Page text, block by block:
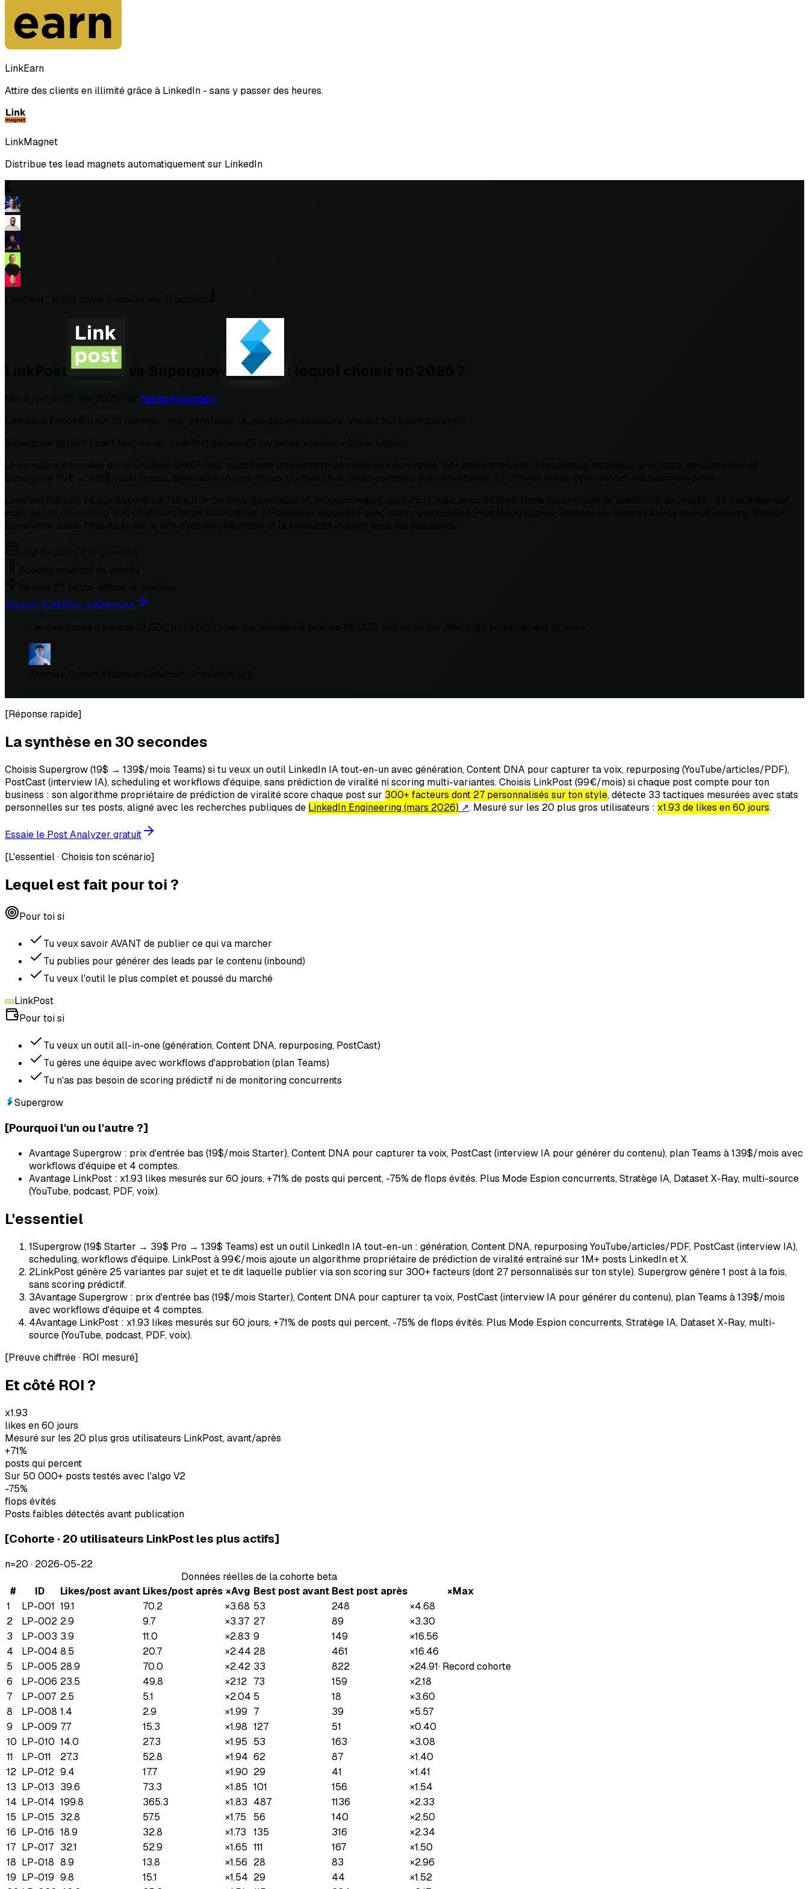
LinkEarn
Attire des clients en illimité grâce à LinkedIn - sans y passer des heures.
LinkMagnet
Distribue tes lead magnets automatiquement sur LinkedIn
Yannis Haismann
Essayer LinkPost maintenant
[Réponse rapide]
La synthèse en 30 secondes
Choisis Supergrow (19$ → 139$/mois Teams) si tu veux un outil LinkedIn IA tout-en-un avec génération, Content DNA pour capturer ta voix, repurposing (YouTube/articles/PDF),
PostCast (interview IA), scheduling et workflows d'équipe, sans prédiction de viralité ni scoring multi-variantes. Choisis LinkPost (99€/mois) si chaque post compte pour ton
business : son algorithme propriétaire de prédiction de viralité score chaque post sur 300+ facteurs dont 27 personnalisés sur ton style, détecte 33 tactiques mesurées avec stats
personnelles sur tes posts, aligné avec les recherches publiques de LinkedIn Engineering (mars 2026) ↗. Mesuré sur les 20 plus gros utilisateurs : x1.93 de likes en 60 jours.
Essaie le Post Analyzer gratuit
[L'essentiel · Choisis ton scénario]
Lequel est fait pour toi ?
Pour toi si
Tu veux savoir AVANT de publier ce qui va marcher
Tu publies pour générer des leads par le contenu (inbound)
Tu veux l'outil le plus complet et poussé du marché
LinkPost
Pour toi si
Tu veux un outil all-in-one (génération, Content DNA, repurposing, PostCast)
Tu gères une équipe avec workflows d'approbation (plan Teams)
Tu n'as pas besoin de scoring prédictif ni de monitoring concurrents
Supergrow
[Pourquoi l'un ou l'autre ?]
Avantage Supergrow : prix d'entrée bas (19$/mois Starter), Content DNA pour capturer ta voix, PostCast (interview IA pour générer du contenu), plan Teams à 139$/mois avec
workflows d'équipe et 4 comptes.
Avantage LinkPost : x1.93 likes mesurés sur 60 jours, +71% de posts qui percent, -75% de flops évités. Plus Mode Espion concurrents, Stratège IA, Dataset X-Ray, multi-source
(YouTube, podcast, PDF, voix).
L'essentiel
1Supergrow (19$ Starter → 39$ Pro → 139$ Teams) est un outil LinkedIn IA tout-en-un : génération, Content DNA, repurposing YouTube/articles/PDF, PostCast (interview IA),
scheduling, workflows d'équipe. LinkPost à 99€/mois ajoute un algorithme propriétaire de prédiction de viralité entraîné sur 1M+ posts LinkedIn et X.
2LinkPost génère 25 variantes par sujet et te dit laquelle publier via son scoring sur 300+ facteurs (dont 27 personnalisés sur ton style). Supergrow génère 1 post à la fois,
sans scoring prédictif.
3Avantage Supergrow : prix d'entrée bas (19$/mois Starter), Content DNA pour capturer ta voix, PostCast (interview IA pour générer du contenu), plan Teams à 139$/mois
avec workflows d'équipe et 4 comptes.
4Avantage LinkPost : x1.93 likes mesurés sur 60 jours, +71% de posts qui percent, -75% de flops évités. Plus Mode Espion concurrents, Stratège IA, Dataset X-Ray, multi-
source (YouTube, podcast, PDF, voix).
[Preuve chiffrée · ROI mesuré]
Et côté ROI ?
x1.93
likes en 60 jours
Mesuré sur les 20 plus gros utilisateurs LinkPost, avant/après
+71%
posts qui percent
Sur 50 000+ posts testés avec l'algo V2
-75%
flops évités
Posts faibles détectés avant publication
[Cohorte · 20 utilisateurs LinkPost les plus actifs]
n=20 · 2026-05-22
Données réelles de la cohorte beta
#
ID Likes/post avant Likes/post après ×Avg Best post avant Best post après
×Max
1
LP-001 19.1 70.2 ×3.68 53 248 ×4.68
2
LP-002 2.9 9.7 ×3.37 27 89 ×3.30
3
LP-003 3.9 11.0 ×2.83 9 149 ×16.56
4
LP-004 8.5 20.7 ×2.44 28 461 ×16.46
5
LP-005 28.9 70.0 ×2.42 33 822 ×24.91· Record cohorte
6
LP-006 23.5 49.8 ×2.12 73 159 ×2.18
7
LP-007 2.5 5.1 ×2.04 5 18 ×3.60
8
LP-008 1.4 2.9 ×1.99 7 39 ×5.57
9
LP-009 7.7 15.3 ×1.98 127 51 ×0.40
10 LP-010 14.0 27.3 ×1.95 53 163 ×3.08
11
LP-011 27.3 52.8 ×1.94 62 87 ×1.40
12 LP-012 9.4 17.7 ×1.90 29 41 ×1.41
13 LP-013 39.6 73.3 ×1.85 101 156 ×1.54
14 LP-014 199.8 365.3 ×1.83 487 1136 ×2.33
15 LP-015 32.8 57.5 ×1.75 56 140 ×2.50
16 LP-016 18.9 32.8 ×1.73 135 316 ×2.34
17 LP-017 32.1 52.9 ×1.65 111 167 ×1.50
18 LP-018 8.9 13.8 ×1.56 28 83 ×2.96
19 LP-019 9.8 15.1 ×1.54 29 44 ×1.52